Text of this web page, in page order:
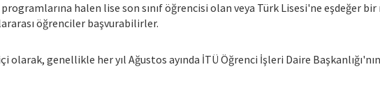
halen lise son sınıf öğrencisi olan veya Türk Lisesi'ne eşdeğer
öğrenciler başvurabilirler.
olarak, genellikle her yıl Ağustos ayında İTÜ Öğrenci İşleri Daire